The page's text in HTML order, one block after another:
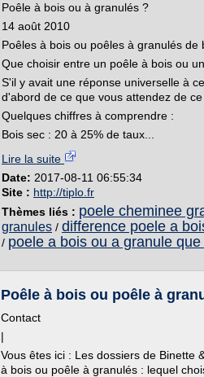
Poêle à bois ou à granulés ?
14 août 2010
Poêles à bois ou poêles à granulés de
Que choisir entre un poêle à bois ou
S'il y avait une réponse universelle à
d'abord de ce que vous attendez de
Quelques chiffres à comprendre :
Bois sec : 20 à 25% de taux...
Lire la suite
Date: 2017-08-11 06:55:34
Site : http://tiplo.fr
Thèmes liés : poele cheminee
granules / difference poele a
/ poele a bois ou a granule
Poêle à bois ou poêle à
Contact
|
Vous êtes ici : Les dossiers de Binette
à bois ou poêle à granulés : lequel